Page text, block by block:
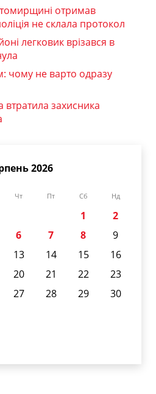
отримав
не склала протокол
легковик врізався в
чому не варто одразу
втратила захисника
2026
Чт Пт Сб Нд
1
2
6 7 8
9
13 14 15
16
20 21 22
23
27 28 29
30